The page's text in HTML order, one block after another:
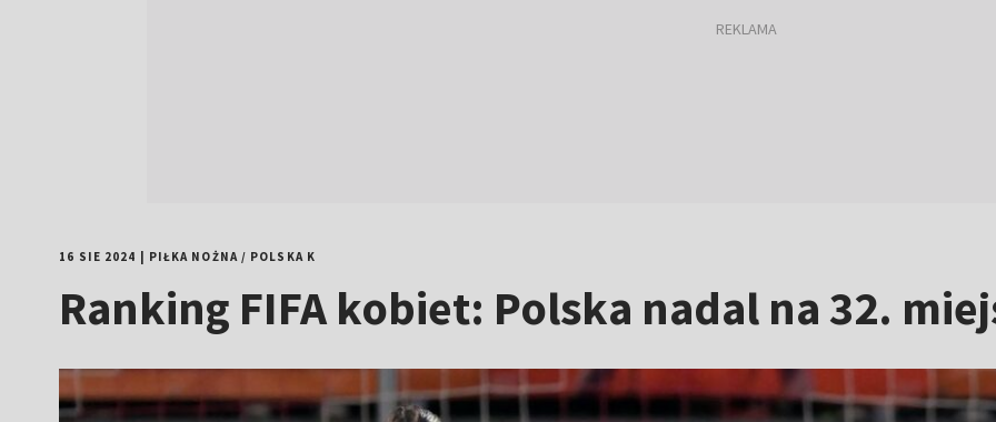
16 SIE 2024 PIŁKA NOŻNA/ POLSKA K
Ranking FIFA kobiet: Polska nadal na 32.